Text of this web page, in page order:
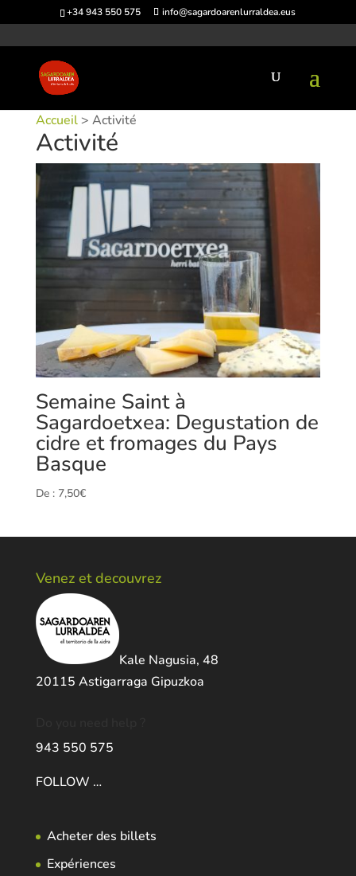
+34 943 550 575 info@sagardoarenlurraldea.eus
Accueil> Activité
Activité
Semaine Saint à
Sagardoetxea: Degustation de
cidre et fromages du Pays
Basque
De : 7,50€
Venez et decouvrez
Kale Nagusia, 48
20115 Astigarraga Gipuzkoa
943 550 575
FOLLOW …
Acheter des billets
Expériences